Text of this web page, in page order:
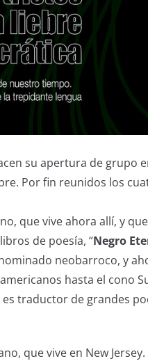
su apertura de grupo
Por fin reunidos los
que vive ahora allí, y
de poesía, “Negro
neobarroco, y
hasta el cono
traductor de grandes
que vive en New